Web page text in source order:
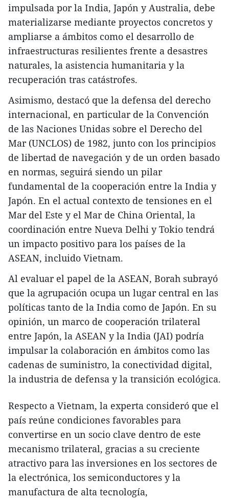
impulsada por la India, Japón y Australia, debe
materializarse mediante proyectos concretos y
ampliarse a ámbitos como el desarrollo de
infraestructuras resilientes frente a desastres
naturales, la asistencia humanitaria y la
recuperación tras catástrofes.
Asimismo, destacó que la defensa del derecho
internacional, en particular de la Convención
de las Naciones Unidas sobre el Derecho del
Mar (UNCLOS) de 1982, junto con los principios
de libertad de navegación y de un orden basado
en normas, seguirá siendo un pilar
fundamental de la cooperación entre la India y
Japón. En el actual contexto de tensiones en el
Mar del Este y el Mar de China Oriental, la
coordinación entre Nueva Delhi y Tokio tendrá
un impacto positivo para los países de la
ASEAN, incluido Vietnam.
Al evaluar el papel de la ASEAN, Borah subrayó
que la agrupación ocupa un lugar central en las
políticas tanto de la India como de Japón. En su
opinión, un marco de cooperación trilateral
entre Japón, la ASEAN y la India (JAI) podría
impulsar la colaboración en ámbitos como las
cadenas de suministro, la conectividad digital,
la industria de defensa y la transición ecológica.
Respecto a Vietnam, la experta consideró que el
país reúne condiciones favorables para
convertirse en un socio clave dentro de este
mecanismo trilateral, gracias a su creciente
atractivo para las inversiones en los sectores de
la electrónica, los semiconductores y la
manufactura de alta tecnología,